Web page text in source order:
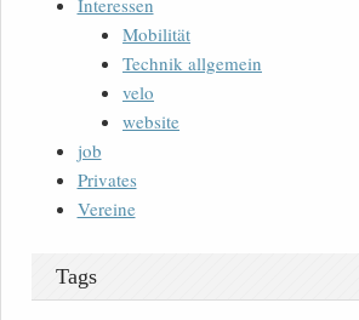
Interessen
Mobilität
Technik allgemein
velo
website
job
Privates
Vereine
Tags